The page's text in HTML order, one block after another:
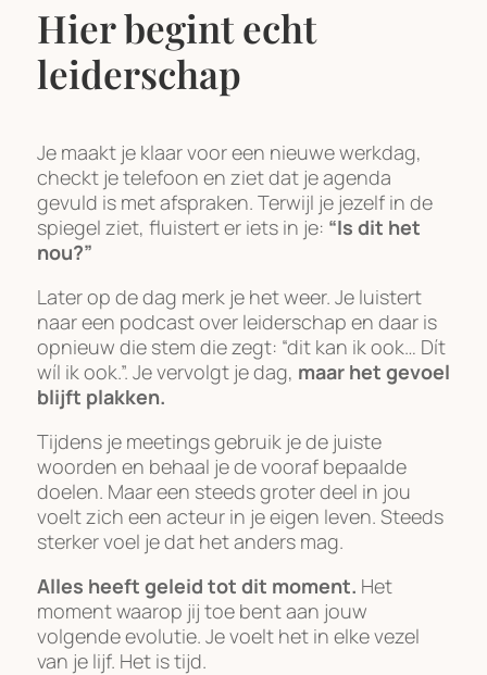
Hier begint echt
leiderschap
Je maakt je klaar voor een nieuwe werkdag,
checkt je telefoon en ziet dat je agenda
gevuld is met afspraken. Terwijl je jezelf in de
spiegel ziet, fluistert er iets in je: “Is dit het
nou?”
Later op de dag merk je het weer. Je luistert
naar een podcast over leiderschap en daar is
opnieuw die stem die zegt: “dit kan ik ook… Dít
wíl ik ook.”. Je vervolgt je dag, maar het gevoel
blijft plakken.
Tijdens je meetings gebruik je de juiste
woorden en behaal je de vooraf bepaalde
doelen. Maar een steeds groter deel in jou
voelt zich een acteur in je eigen leven. Steeds
sterker voel je dat het anders mag.
Alles heeft geleid tot dit moment. Het
moment waarop jij toe bent aan jouw
volgende evolutie. Je voelt het in elke vezel
van je lijf. Het is tijd.